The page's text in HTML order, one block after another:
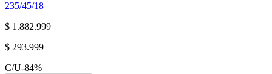
235/45/18
$ 1.882.999
$ 293.999
C/U-84%